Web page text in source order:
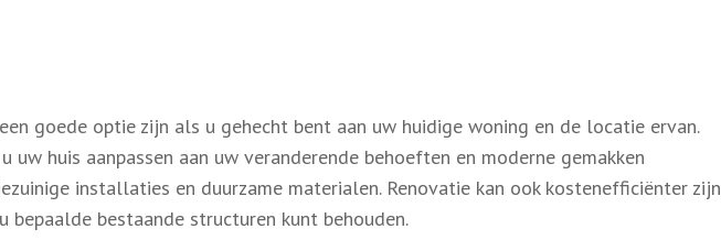
goede optie zijn als u gehecht bent aan uw huidige woning en de locatie ervan.
uw huis aanpassen aan uw veranderende behoeften en moderne gemakken
installaties en duurzame materialen. Renovatie kan ook kostenefficiënter zijn
bepaalde bestaande structuren kunt behouden.